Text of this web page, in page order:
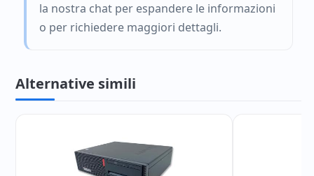
la nostra chat per espandere le informazioni
o per richiedere maggiori dettagli.
Alternative simili